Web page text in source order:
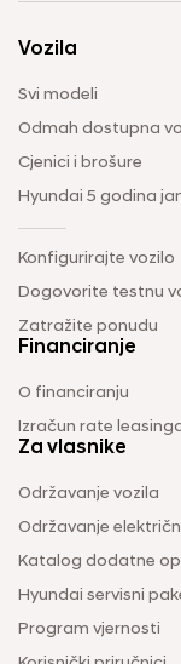
Vozila
Svi modeli
Odmah dostupna
Cjenici i brošure
Hyundai 5 godina
Konfigurirajte vozilo
Dogovorite testnu
Zatražite ponudu
Financiranje
O financiranju
Izračun rate
Za vlasnike
Održavanje vozila
Održavanje
Katalog dodatne
Hyundai servisni
Program vjernosti